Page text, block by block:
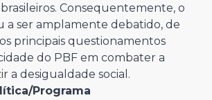
Consequentemente, o
a ser amplamente debatido, de
principais questionamentos
do PBF em combater a
a desigualdade social.
Programa